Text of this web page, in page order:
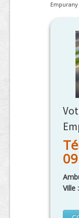
Empurany
Ville :